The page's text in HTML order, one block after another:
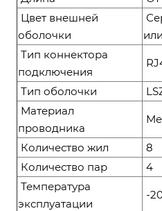
Цвет внешней
оболочки
Тип коннектора
подключения
Тип оболочки
Материал
проводника
Количество жил
8
Количество пар
4
Температура
эксплуатации
-